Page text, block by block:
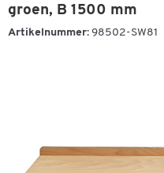
groen, B 1500 mm
Artikelnummer: 98502-SW81